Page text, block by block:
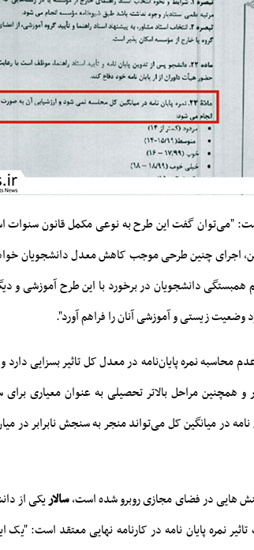
"می‌توان گفت این طرح به نوعی مکمل قانون
این، اجرای چنین طرحی موجب کاهش معدل دانشجویان
همبستگی دانشجویان در برخورد با این طرح آموزشی و
وضعیت زیستی و آموزشی آنان را فراهم آورد".
محاسبه نمره پایان‌نامه در معدل کل تاثیر بسزایی
و همچنین مراحل بالاتر تحصیلی به عنوان معیاری
در میانگین کل می‌تواند منجر به سنجش نابرابر در
هایی در فضای مجازی روبرو شده است،سالاریکی از
نمره پایان نامه در کارنامه نهایی معتقد است: "یک